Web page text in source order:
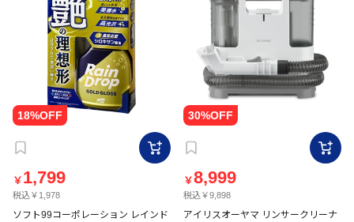
￥ 1,799
税込￥1,978
ソフト99コーポレーション レインド
￥8,999
税込￥9,898
アイリスオーヤマ リンサークリーナ